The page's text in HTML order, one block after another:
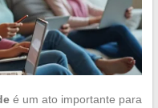
é um ato importante para